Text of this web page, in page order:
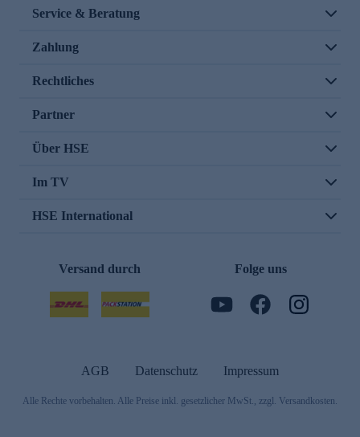
Service & Beratung
Zahlung
Rechtliches
Partner
Über HSE
Im TV
HSE International
Versand durch Folge uns
AGB Datenschutz Impressum
Alle Rechte vorbehalten. Alle Preise inkl. gesetzlicher MwSt., zzgl. Versandkosten.